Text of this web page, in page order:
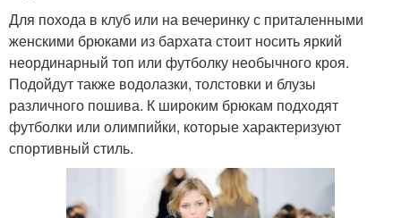
Для похода в клуб или на вечеринку с приталенными
женскими брюками из бархата стоит носить яркий
неординарный топ или футболку необычного кроя.
Подойдут также водолазки, толстовки и блузы
различного пошива. К широким брюкам подходят
футболки или олимпийки, которые характеризуют
спортивный стиль.